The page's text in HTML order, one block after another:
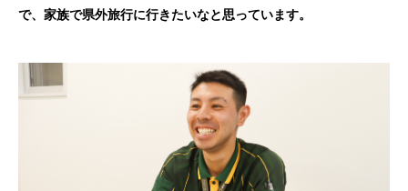
で、家族で県外旅行に行きたいなと思っています。